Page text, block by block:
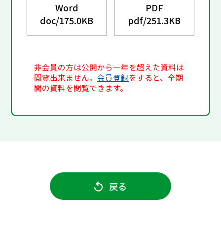
Word
doc/175.0KB
PDF
pdf/251.3KB
非会員の方は公開から一年を超えた資料は
閲覧出来ません。会員登録をすると、全期
間の資料を閲覧できます。
戻る